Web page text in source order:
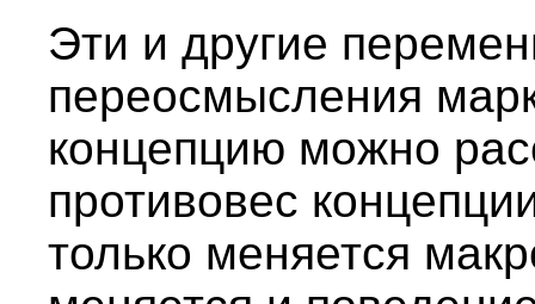
Эти и другие
переосмысления
концепцию можно
противовес
только меняется